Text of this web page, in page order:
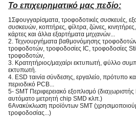
Το επιχειρηματικό μας πεδίο:
1Σφουγγαρίσματα, τροφοδοτικές συσκευές,
συσκευών, κοπτήρες, φίλτρα, ζώνες,
κάρτες και άλλα εξαρτήματα μηχανών...
2. Τεχνουργήματα βαθμονόμησης
τροφοδοτών, τροφοδοσίες IC, τροφοδοσίες
τροφοδοτών,
3. Κρατητήριος/μαχαίρι εκτυπωτή, φύλλο
εκτυπωτή.
4. ESD ταινία σύνδεσης, εργαλείο, πρότυπο
περιοδικό PCB...
5- SMT Περιφερειακό εξοπλισμό
αυτόματο μετρητή chip SMD κλπ.)
6Ανακύκλωση προϊόντων SMT
τροφοδοσίας...)